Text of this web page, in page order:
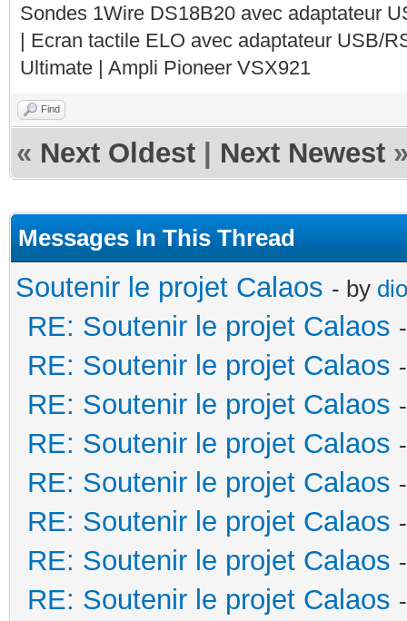
Sondes 1Wire DS18B20 avec adaptateur
| Ecran tactile ELO avec adaptateur USB/
Ultimate | Ampli Pioneer VSX921
Find
« Next Oldest Next Newest
Messages In This Thread
Soutenir le projet Calaos - by
RE: Soutenir le projet Calaos
RE: Soutenir le projet Calaos
RE: Soutenir le projet Calaos
RE: Soutenir le projet Calaos
RE: Soutenir le projet Calaos
RE: Soutenir le projet Calaos
RE: Soutenir le projet Calaos
RE: Soutenir le projet Calaos